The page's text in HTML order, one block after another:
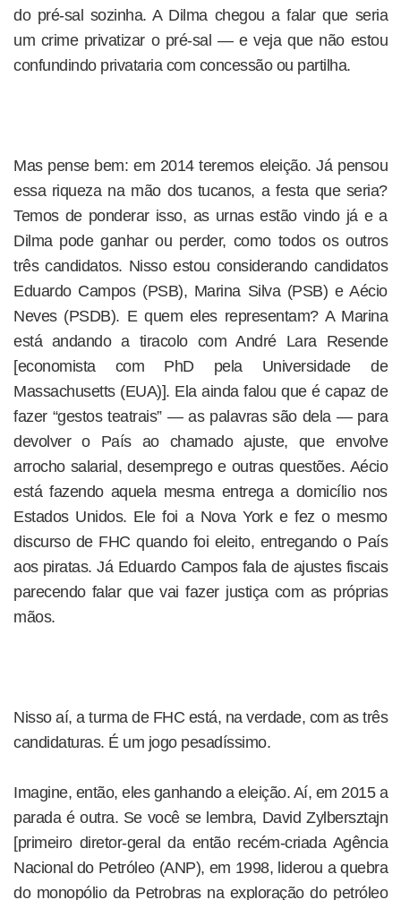
do pré-sal sozinha. A Dilma chegou a falar que seria
um crime privatizar o pré-sal — e veja que não estou
confundindo privataria com concessão ou partilha.
Mas pense bem: em 2014 teremos eleição. Já pensou
essa riqueza na mão dos tucanos, a festa que seria?
Temos de ponderar isso, as urnas estão vindo já e a
Dilma pode ganhar ou perder, como todos os outros
três candidatos. Nisso estou considerando candidatos
Eduar­do Campos (PSB), Marina Silva (PSB) e Aécio
Neves (PSDB). E quem eles representam? A Marina
está andando a tiracolo com André Lara Resende
[economista com PhD pela Uni­ver­sidade de
Massachusetts (EUA)]. Ela ainda falou que é capaz de
fazer “gestos teatrais” — as palavras são dela — para
devolver o País ao chamado ajuste, que envolve
arrocho salarial, de­semprego e outras questões. Aécio
está fazendo aquela mes­ma entrega a domicílio nos
Es­tados Unidos. Ele foi a Nova York e fez o mesmo
discurso de FHC quando foi eleito, entregando o País
aos piratas. Já Eduardo Campos fala de ajustes fiscais
parecendo falar que vai fazer justiça com as próprias
mãos.
Nisso aí, a turma de FHC está, na verdade, com as três
candidaturas. É um jogo pesadíssimo.
Imagine, então, eles ganhando a eleição. Aí, em 2015 a
parada é outra. Se você se lembra, David Zylbersztajn
[primeiro diretor-geral da então recém-criada Agência
Nacional do Petróleo (ANP), em 1998, liderou a quebra
do monopólio da Petrobras na exploração do petróleo